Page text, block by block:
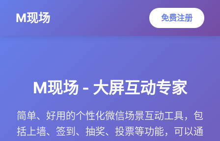
M现场 免费注册
M现场 - 大屏互动专家
简单、好用的个性化微信场景互动工具，包
括上墙、签到、抽奖、投票等功能，可以通